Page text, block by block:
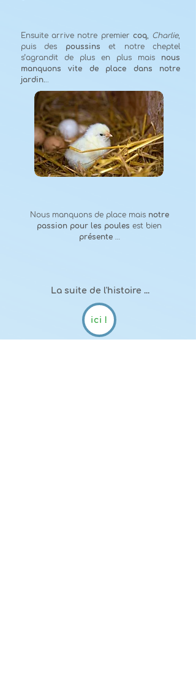
Ensuite arrive notre premier coq, Charlie,
puis des poussins et notre cheptel
s’agrandit de plus en plus mais nous
manquons vite de place dans notre
jardin...
Nous manquons de place mais notre
passion pour les poules est bien
présente…
La suite de l'histoire ...
ici !